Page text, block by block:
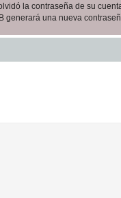
la contraseña de su
generará una nueva